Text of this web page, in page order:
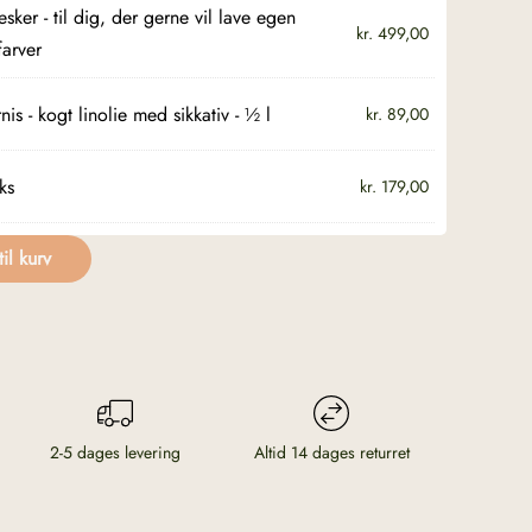
- til dig, der gerne vil lave egen
kr. 499,00
- kogt linolie med sikkativ - ½ l kr. 89,00
kr. 179,00
kurv
2-5 dages levering Altid 14 dages returret